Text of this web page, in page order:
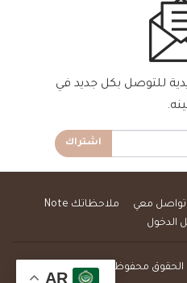
للتوصل بكل جديد في
اشتراك
تواصل معي
ملاحظاتك Note
الدخول
AR